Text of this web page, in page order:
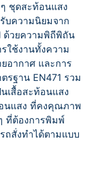
ชุดสะท้อนแสง
บความนิยมจาก
ด้วยความพิถีพิถัน
ใช้งานทั้งความ
อากาศ และการ
รฐาน EN471 รวม
เสื้อสะท้อนแสง
นแสง ที่คงคุณภาพ
ที่ต้องการพิมพ์
ถสั่งทำได้ตามแบบ